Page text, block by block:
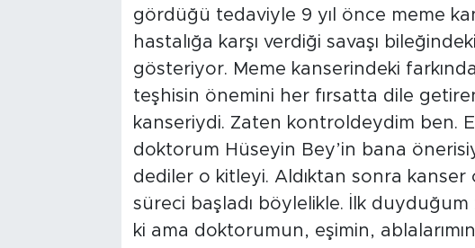
gördüğü tedaviyle 9 yıl önce meme
hastalığa karşı verdiği savaşı
gösteriyor. Meme kanserindeki
teşhisin önemini her fırsatta dile
kanseriydi. Zaten kontroldeydim ben.
doktorum Hüseyin Bey’in bana
dediler o kitleyi. Aldıktan sonra
süreci başladı böylelikle. İlk
ki ama doktorumun, eşimin,